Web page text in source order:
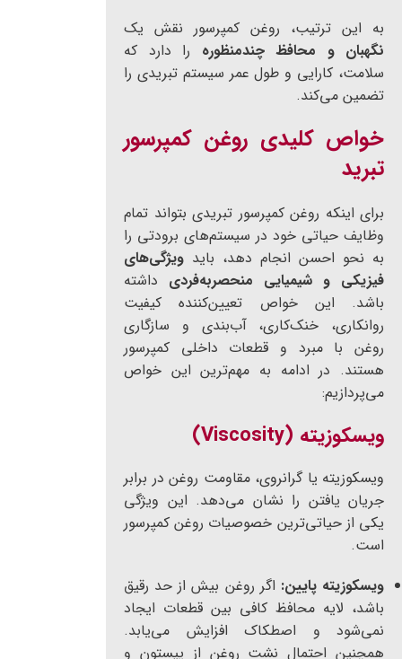
به این ترتیب، روغن کمپرسور نقش یک
نگهبان و محافظ چندمنظوره را دارد که
سلامت، کارایی و طول عمر سیستم تبریدی را
تضمین می‌کند.
خواص کلیدی روغن کمپرسور
تبرید
برای اینکه روغن کمپرسور تبریدی بتواند تمام
وظایف حیاتی خود در سیستم‌های برودتی را
به نحو احسن انجام دهد، باید ویژگی‌های
فیزیکی و شیمیایی منحصربه‌فردی داشته
باشد. این خواص تعیین‌کننده کیفیت
روانکاری، خنک‌کاری، آب‌بندی و سازگاری
روغن با مبرد و قطعات داخلی کمپرسور
هستند. در ادامه به مهم‌ترین این خواص
می‌پردازیم:
ویسکوزیته (Viscosity)
ویسکوزیته یا گرانروی، مقاومت روغن در برابر
جریان یافتن را نشان می‌دهد. این ویژگی
یکی از حیاتی‌ترین خصوصیات روغن کمپرسور
است.
ویسکوزیته پایین: اگر روغن بیش از حد رقیق
باشد، لایه محافظ کافی بین قطعات ایجاد
نمی‌شود و اصطکاک افزایش می‌یابد.
همچنین احتمال نشت روغن از پیستون و